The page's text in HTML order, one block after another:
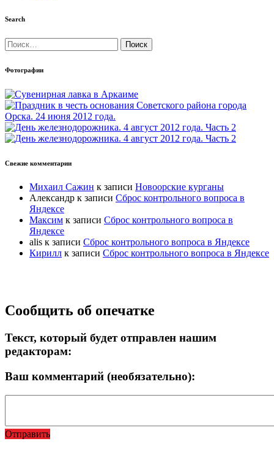
Search
Найти:
Фотографии
Свежие комментарии
Михаил Сажин к записи Новоорские курганы
Александр к записи Сброс контрольного вопроса в
Яндексе
Максим к записи Сброс контрольного вопроса в
Яндексе
alis к записи Сброс контрольного вопроса в Яндексе
Кирилл к записи Сброс контрольного вопроса в Яндексе
Прокрутка
вверх
Сообщить об опечатке
Текст, который будет отправлен нашим
редакторам:
Ваш комментарий (необязательно):
Отправить